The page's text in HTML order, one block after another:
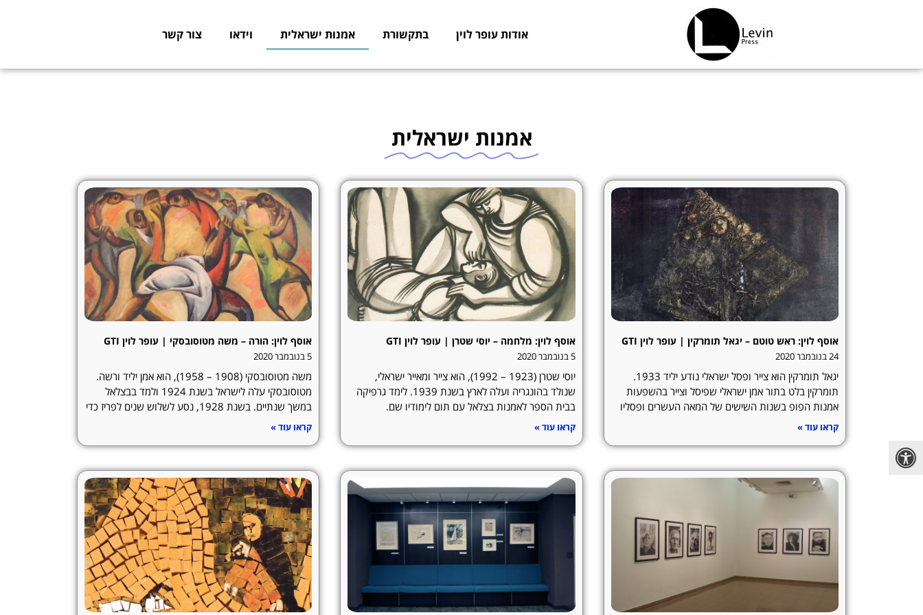
אודות עופר לוין בתקשורת אמנות ישראלית וידאו צור קשר
אמנות ישראלית
אוסף לוין: ראש טוטם – יגאל תומרקין | עופר לוין GTI
24 בנובמבר 2020
יגאל תומרקין הוא צייר ופסל ישראלי נודע יליד 1933.
תומרקין בלט בתור אמן ישראלי שפיסל וצייר בהשפעות
אמנות הפופ בשנות השישים של המאה העשרים ופסליו
קראו עוד »
אוסף לוין: מלחמה – יוסי שטרן | עופר לוין GTI
5 בנובמבר 2020
יוסי שטרן (1923 – 1992), הוא צייר ומאייר ישראלי,
שנולד בהונגריה ועלה לארץ בשנת 1939. לימד גרפיקה
בבית הספר לאמנות בצלאל עם תום לימודיו שם.
קראו עוד »
אוסף לוין: הורה – משה מטוסובסקי | עופר לוין GTI
5 בנובמבר 2020
משה מטוסובסקי (1908 – 1958), הוא אמן יליד ורשה.
מטוסובסקי עלה לישראל בשנת 1924 ולמד בבצלאל
במשך שנתיים. בשנת 1928, נסע לשלוש שנים לפריז כדי
קראו עוד »
ע
מ
ו
ד
ע
מ
ד
ע
מ
ו
ד